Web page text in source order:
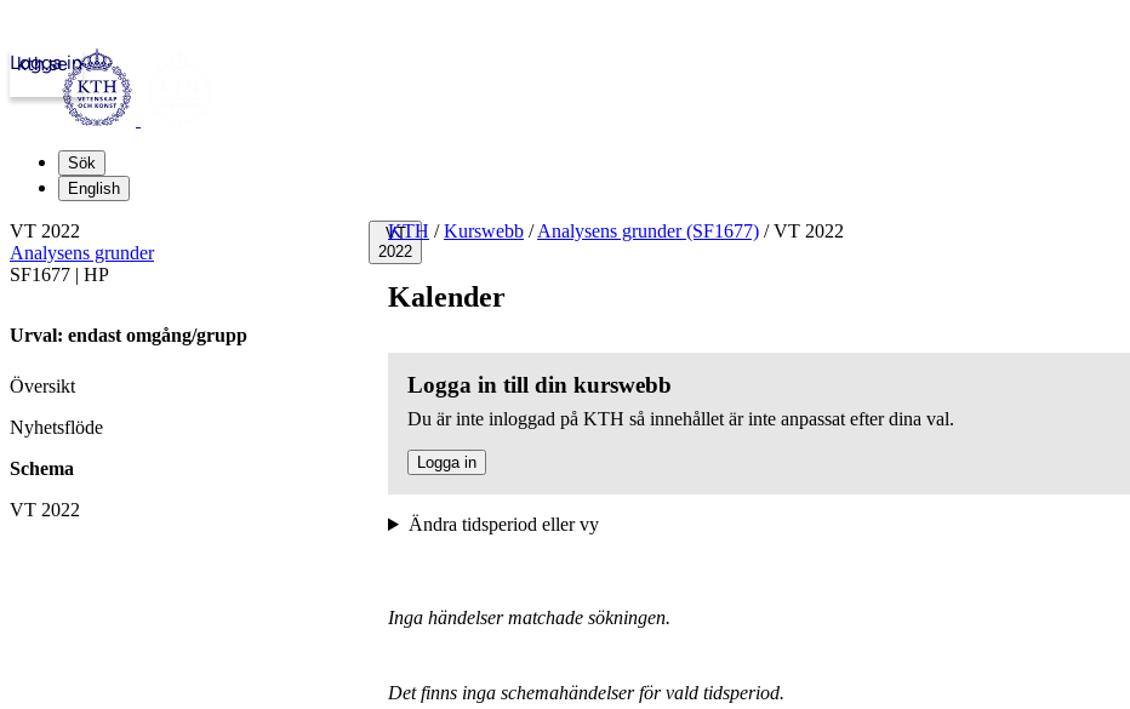
kth.se
Logga in
Sök
English
VT
2022
KTH / Kurswebb / Analysens grunder (SF1677) /VT 2022
Kalender
Logga in till din kurswebb
Du är inte inloggad på KTH så innehållet är inte anpassat efter dina val.
Logga in
Ändra tidsperiod eller vy
Inga händelser matchade sökningen.
Det finns inga schemahändelser för vald tidsperiod.
VT 2022
Analysens grunder
SF1677 | HP
Urval: endast omgång/grupp
Översikt
Nyhetsflöde
Schema
VT 2022